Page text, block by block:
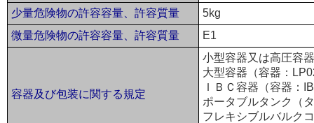
少量危険物の許容容量、許容質量
5kg
微量危険物の許容容量、許容質量
E1
容器及び包装に関する規定
小型容器又は高圧容
大型容器（容器：
ＩＢＣ容器（容器：
ポータブルタンク（
フレキシブルバルク